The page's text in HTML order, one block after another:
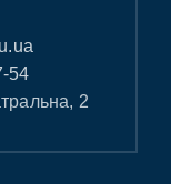
54
2